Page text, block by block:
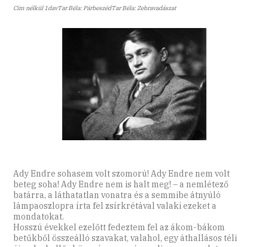
Cím nélkül 1davTar Béla: PárbeszédTar Béla: Zebravadászat
Ady Endre sohasem volt szomorú! Ady Endre nem volt
beteg soha! Ady Endre nem is halt meg! – a nemlétező
batárra, a láthatatlan vonatra és a semmibe átnyúló
lámpaoszlopra írta fel zsírkrétával valaki ezeket a
mondatokat.
Hosszú évekkel ezelőtt fedeztem fel az ákom-bákom
betűkből összeálló szavakat, valahol, egy áthallásos téli